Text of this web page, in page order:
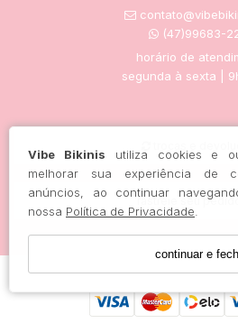
Vibe Bikinis utiliza cookies e
melhorar sua experiência de
anúncios, ao continuar
nossa Política de Privacidade.
continuar e
(47)99683-
horário de
segunda à sexta |
rastreie seu